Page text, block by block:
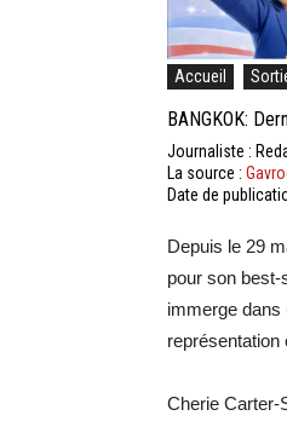
Accueil
BANGKOK:
Journaliste :
La source :
Date de
Depuis le 29
pour son best-
immerge dans
représentation
Cherie Carter-